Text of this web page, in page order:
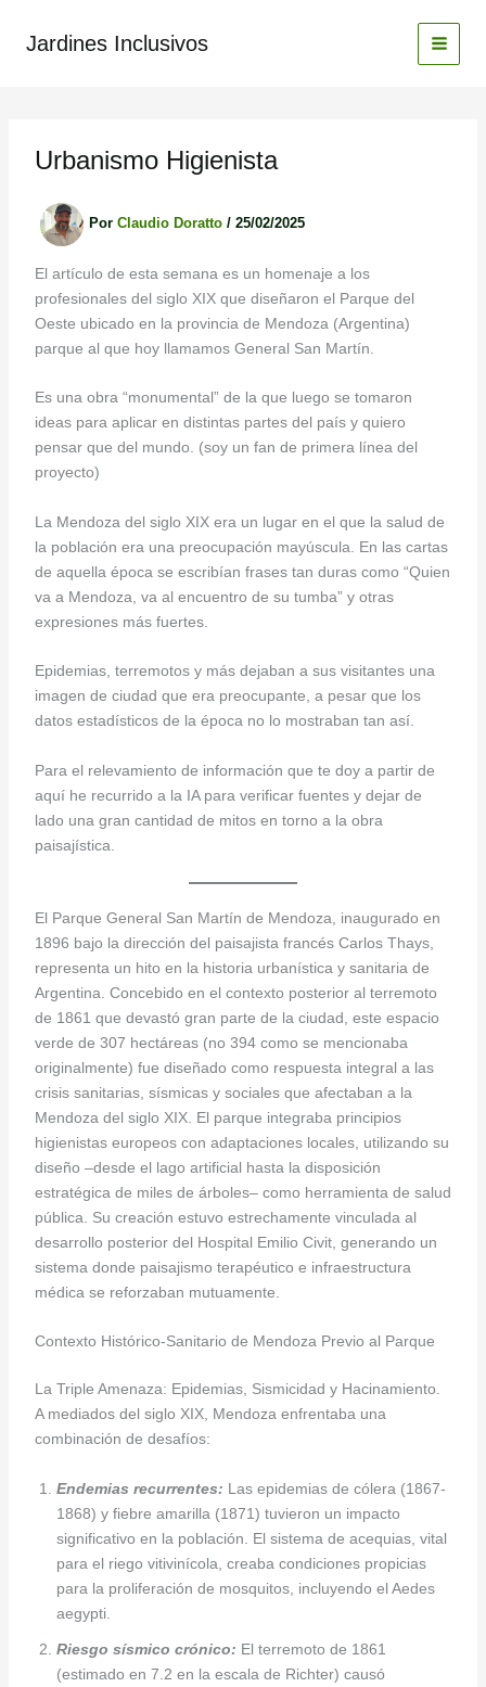
Jardines Inclusivos
Urbanismo Higienista
Por Claudio Doratto / 25/02/2025
El artículo de esta semana es un homenaje a los
profesionales del siglo XIX que diseñaron el Parque del
Oeste ubicado en la provincia de Mendoza (Argentina)
parque al que hoy llamamos General San Martín.
Es una obra “monumental” de la que luego se tomaron
ideas para aplicar en distintas partes del país y quiero
pensar que del mundo. (soy un fan de primera línea del
proyecto)
La Mendoza del siglo XIX era un lugar en el que la salud de
la población era una preocupación mayúscula. En las cartas
de aquella época se escribían frases tan duras como “Quien
va a Mendoza, va al encuentro de su tumba” y otras
expresiones más fuertes.
Epidemias, terremotos y más dejaban a sus visitantes una
imagen de ciudad que era preocupante, a pesar que los
datos estadísticos de la época no lo mostraban tan así.
Para el relevamiento de información que te doy a partir de
aquí he recurrido a la IA para verificar fuentes y dejar de
lado una gran cantidad de mitos en torno a la obra
paisajística.
El Parque General San Martín de Mendoza, inaugurado en
1896 bajo la dirección del paisajista francés Carlos Thays,
representa un hito en la historia urbanística y sanitaria de
Argentina. Concebido en el contexto posterior al terremoto
de 1861 que devastó gran parte de la ciudad, este espacio
verde de 307 hectáreas (no 394 como se mencionaba
originalmente) fue diseñado como respuesta integral a las
crisis sanitarias, sísmicas y sociales que afectaban a la
Mendoza del siglo XIX. El parque integraba principios
higienistas europeos con adaptaciones locales, utilizando su
diseño –desde el lago artificial hasta la disposición
estratégica de miles de árboles– como herramienta de salud
pública. Su creación estuvo estrechamente vinculada al
desarrollo posterior del Hospital Emilio Civit, generando un
sistema donde paisajismo terapéutico e infraestructura
médica se reforzaban mutuamente.
Contexto Histórico-Sanitario de Mendoza Previo al Parque
La Triple Amenaza: Epidemias, Sismicidad y Hacinamiento.
A mediados del siglo XIX, Mendoza enfrentaba una
combinación de desafíos:
Endemias recurrentes: Las epidemias de cólera (1867-
1868) y fiebre amarilla (1871) tuvieron un impacto
significativo en la población. El sistema de acequias, vital
para el riego vitivinícola, creaba condiciones propicias
para la proliferación de mosquitos, incluyendo el Aedes
aegypti.
Riesgo sísmico crónico: El terremoto de 1861
(estimado en 7.2 en la escala de Richter) causó